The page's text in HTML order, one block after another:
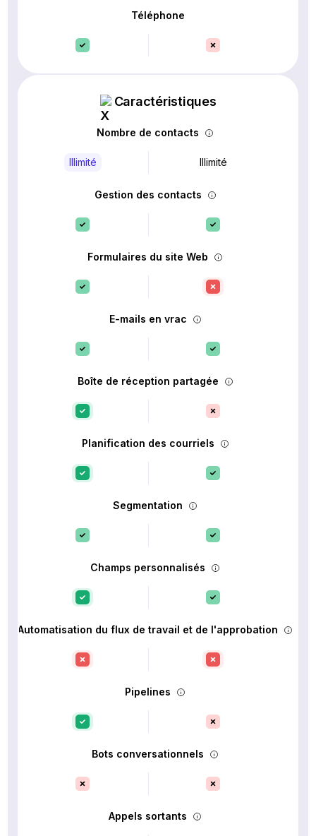
Téléphone
Caractéristiques
Nombre de contacts
Illimité Illimité
Gestion des contacts
Formulaires du site Web
E-mails en vrac
Boîte de réception partagée
Planification des courriels
Segmentation
Champs personnalisés
Automatisation du flux de travail et de l'approbation
Pipelines
Bots conversationnels
Appels sortants